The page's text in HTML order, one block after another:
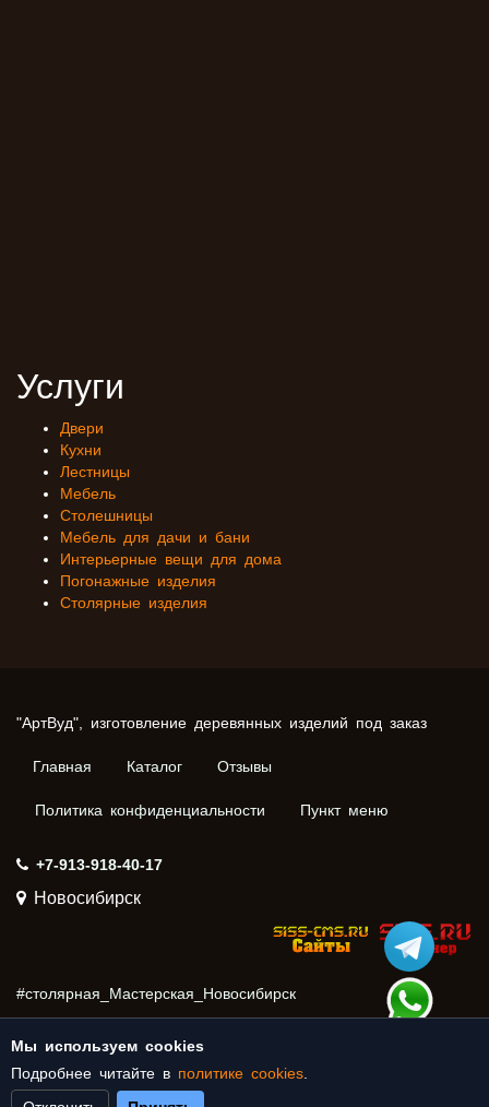
Услуги
Двери
Кухни
Лестницы
Мебель
Столешницы
Мебель для дачи и бани
Интерьерные вещи для дома
Погонажные изделия
Столярные изделия
"АртВуд", изготовление деревянных изделий под заказ
Главная Каталог Отзывы
Политика конфиденциальности Пункт меню
+7-913-918-40-17
Новосибирск
#столярная_Мастерская_Новосибирск
#столярка_Нижняя_Ельцовка
Мы используем cookies
Подробнее читайте в политике cookies